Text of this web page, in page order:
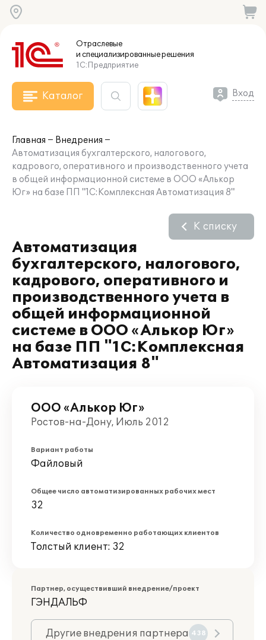
Отраслевые
и специализированныерешения
1С:Предприятие
Каталог Вход
Главная
Внедрения
Автоматизация бухгалтерского, налогового,
кадрового, оперативного и производственного учета
в общей информационной системе в ООО «Алькор
Юг» на базе ПП "1С:Комплексная Автоматизация 8"
Автоматизация
бухгалтерского, налогового,
кадрового, оперативного и
производственного учета в
общей информационной
системе в ООО «Алькор Юг»
на базе ПП "1С:Комплексная
Автоматизация 8"
К списку
ООО «Алькор Юг»
Ростов-на-Дону, Июль 2012
Вариант работы
Файловый
Общее число автоматизированных рабочих мест
32
Количество одновременно работающих клиентов
Толстый клиент: 32
Партнер, осуществивший внедрение/проект
ГЭНДАЛЬФ
Другие внедрения партнера 438